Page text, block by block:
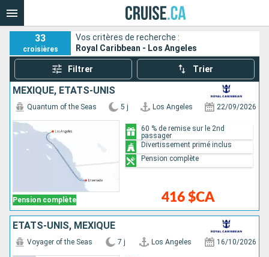
33
croisières
Vos critères de recherche :
Royal Caribbean - Los Angeles
Filtrer Trier
MEXIQUE, ÉTATS-UNIS
Pension complète
Quantum of the Seas 5 j Los Angeles 22/09/2026
416 $CA
60 % de remise sur le 2nd
passager
Divertissement primé inclus
Pension complète
ÉTATS-UNIS, MEXIQUE
Voyager of the Seas 7 j Los Angeles 16/10/2026